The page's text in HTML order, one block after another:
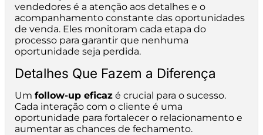
vendedores é a atenção aos detalhes e o
acompanhamento constante das oportunidades
de venda. Eles monitoram cada etapa do
processo para garantir que nenhuma
oportunidade seja perdida.
Detalhes Que Fazem a Diferença
Um follow-up eficaz é crucial para o sucesso.
Cada interação com o cliente é uma
oportunidade para fortalecer o relacionamento e
aumentar as chances de fechamento.